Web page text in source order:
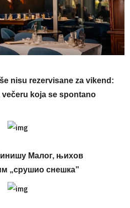
nisu rezervisane za vikend:
koja se spontano
Малог, њихов
„срушио снешка”